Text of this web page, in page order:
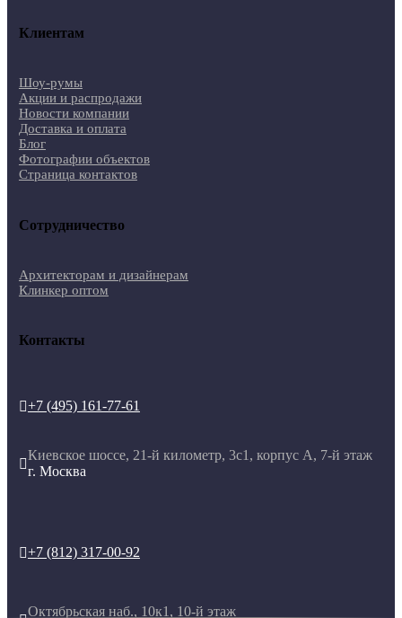
Клиентам
Шоу-румы
Акции и распродажи
Новости компании
Доставка и оплата
Блог
Фотографии объектов
Страница контактов
Сотрудничество
Архитекторам и дизайнерам
Клинкер оптом
Контакты
+7 (495) 161-77-61

Киевское шоссе, 21-й километр, 3с1, корпус А, 7-й этаж
г. Москва
+7 (812) 317-00-92
Октябрьская наб., 10к1, 10-й этаж